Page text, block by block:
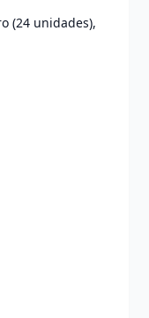
(24 unidades),